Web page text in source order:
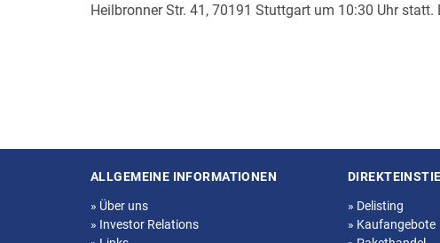
Heilbronner Str. 41, 70191 Stuttgart um 10:30 Uhr
Seitenstruktur
ALLGEMEINE INFORMATIONEN
» Über uns
» Investor Relations
» Delisting
» Kaufangebote